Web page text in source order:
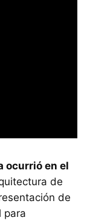
ocurrió en el
de
de
para